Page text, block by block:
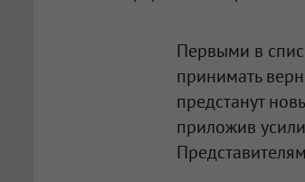
Первыми в
принимать
предстанут
приложив